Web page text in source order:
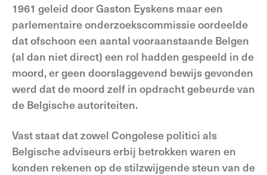
1961 geleid door Gaston Eyskens maar een
parlementaire onderzoekscommissie oordeelde
dat ofschoon een aantal vooraanstaande Belgen
(al dan niet direct) een rol hadden gespeeld in de
moord, er geen doorslaggevend bewijs gevonden
werd dat de moord zelf in opdracht gebeurde van
de Belgische autoriteiten.
Vast staat dat zowel Congolese politici als
Belgische adviseurs erbij betrokken waren en
konden rekenen op de stilzwijgende steun van de